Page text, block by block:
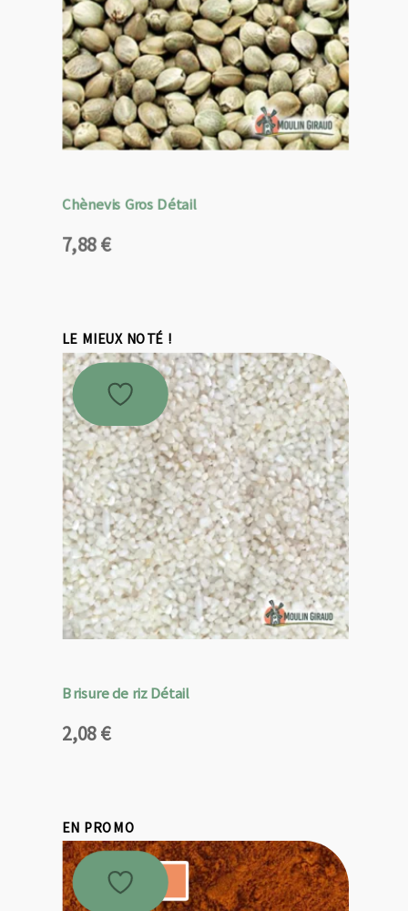
Chènevis Gros Détail
7,88€
LE MIEUX NOTÉ !
Brisure de riz Détail
2,08€
EN PROMO
Promo !